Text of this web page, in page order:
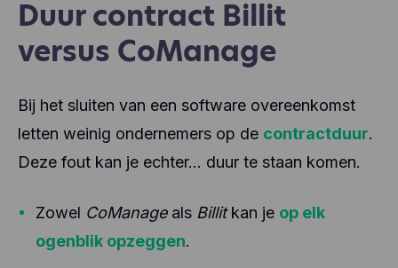
Duur contract Billit
versus CoManage
Bij het sluiten van een software overeenkomst
letten weinig ondernemers op de contractduur.
Deze fout kan je echter… duur te staan komen.
Zowel CoManageals Billitkan je op elk
ogenblik opzeggen.